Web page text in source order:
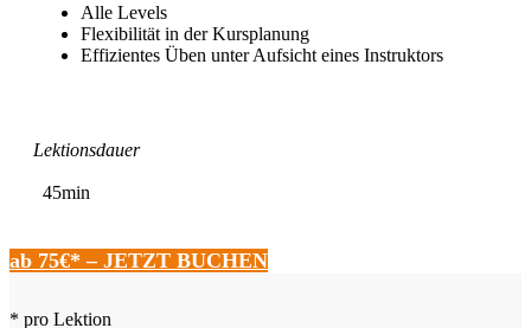
Alle Levels
Flexibilität in der Kursplanung
Effizientes Üben unter Aufsicht eines Instruktors
Lektionsdauer
45min
ab 75€* – JETZT BUCHEN
* pro Lektion